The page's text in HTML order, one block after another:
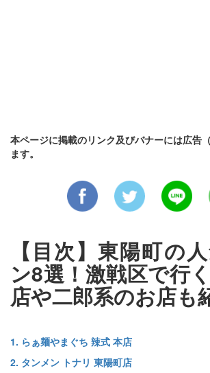
本ページに掲載のリンク及びバナーには広告
ます。
【目次】東陽町の
ン8選！激戦区で行
店や二郎系のお店も
1. らぁ麺やまぐち 辣式 本店
2. タンメン トナリ 東陽町店